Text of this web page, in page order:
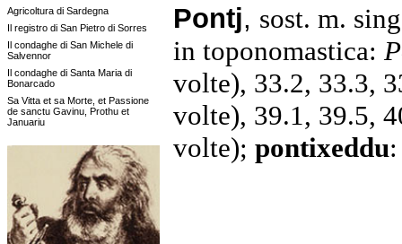
Agricoltura di Sardegna
Il registro di San Pietro di Sorres
Il condaghe di San Michele di
Salvennor
Il condaghe di Santa Maria di
Bonarcado
Sa Vitta et sa Morte, et Passione
de sanctu Gavinu, Prothu et
Januariu
Pontj, sost. m.
in toponomastica:
volte), 33.2, 33.3,
volte), 39.1, 39.5,
volte); pontixeddu